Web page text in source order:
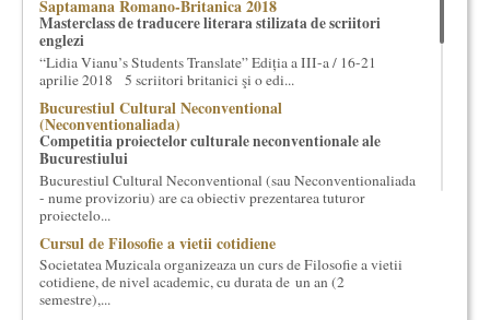
cultural si consultanta. Organizam concursuri, concerte si
evenimente culturale, private sau publice, tinem cursuri de
cultura generala muzicala, teatrala, filosofica si de alte feluri.
Cuvinte in plus despre proiect, despre cei care il administreaza si
Saptamana Romano-Britanica 2018
Masterclass de traducere literara stilizata de scriitori
englezi
“Lidia Vianu’s Students Translate” Ediția a III-a / 16-21
aprilie 2018 5 scriitori britanici şi o edi...
Bucurestiul Cultural Neconventional
(Neconventionaliada)
Competitia proiectelor culturale neconventionale ale
Bucurestiului
Bucurestiul Cultural Neconventional (sau Neconventionaliada
- nume provizoriu) are ca obiectiv prezentarea tuturor
proiectelo...
Cursul de Filosofie a vietii cotidiene
Societatea Muzicala organizeaza un curs de Filosofie a vietii
cotidiene, de nivel academic, cu durata de un an (2
semestre),...